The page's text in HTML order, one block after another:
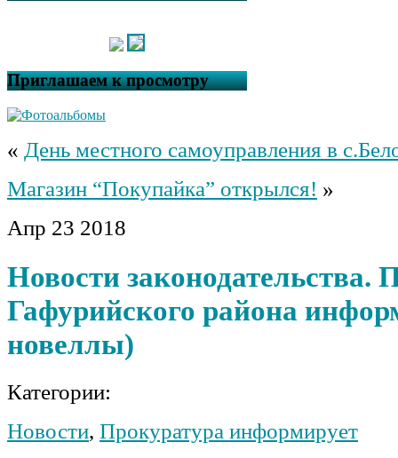
Приглашаем к просмотру
« День местного самоуправления в
Магазин “Покупайка” открылся! »
Апр 23 2018
Новости законодательства.
Гафурийского района
новеллы)
Категории:
Новости, Прокуратура информирует